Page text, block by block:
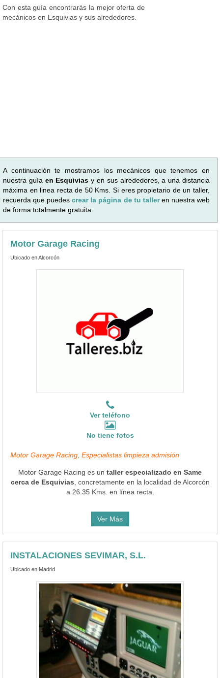
Con esta guía encontrarás la mejor oferta de
mecánicos en Esquivias y sus alrededores.
A continuación te mostramos los mecánicos que tenemos en
nuestra guía en Esquivias y en sus alrededores, a una distancia
máxima en linea recta de 50 Kms. Si eres propietario de un taller,
recuerda que puedescrear la página de tu talleren nuestra web
de forma totalmente gratuita.
Motor Garage Racing
Ubicado en Alcorcón
Ver teléfono
No tiene fotos
Motor Garage Racing, Especialistas limpieza admisión
Motor Garage Racing es un taller especializado en Same
cerca de Esquivias , concretamente en la localidad de Alcorcón
a 26.35 Kms. en línea recta.
Ver Más
INSTALACIONES SEVIMAR, S.L.
Ubicado en Madrid